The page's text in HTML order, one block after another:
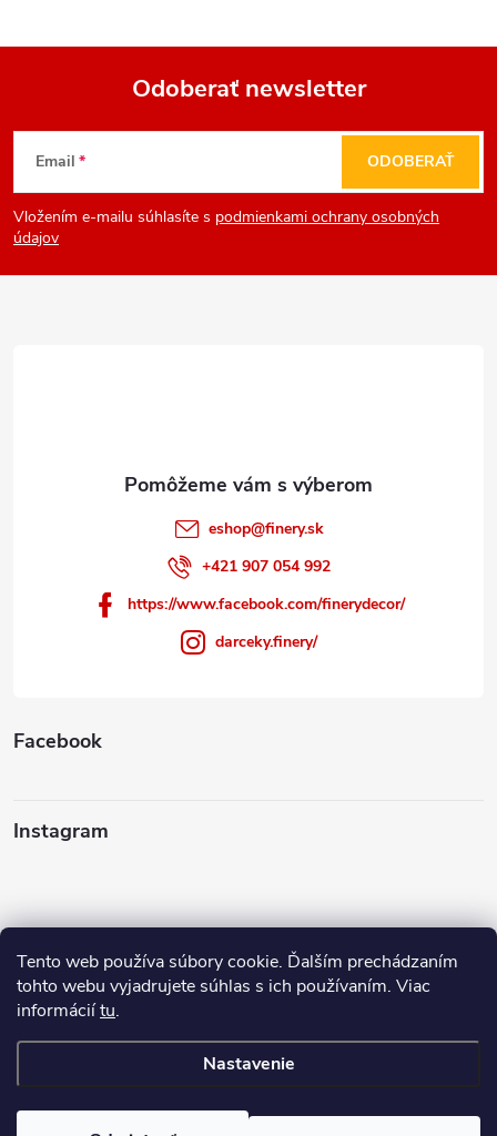
Tento web používa súbory cookie. Ďalším prechádzaním
tohto webu vyjadrujete súhlas s ich používaním. Viac
informáciítu.
Nastavenie
Z
á
p
Odoberať newsletter
Email
Vložením e-mailu súhlasíte s podmienkami ochrany osobných
údajov
ODOBERAŤ
eshop@finery.sk
+421 907 054 992
https://www.facebook.com/finerydecor/
darceky.finery/
Facebook
Instagram
Sledovať na Instagrame
Ako nakupovať
FINERY I darčeky. Všetky práva vyhradené.